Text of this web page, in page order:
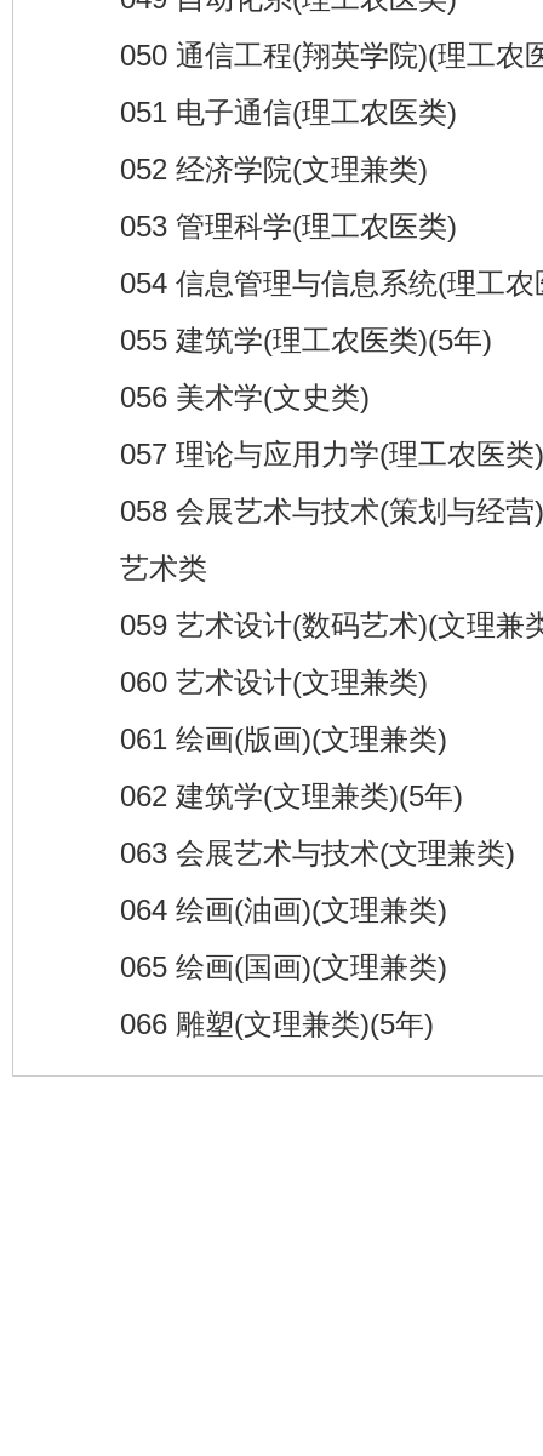
050 通信工程(翔英学院)(理工农
051 电子通信(理工农医类)
052 经济学院(文理兼类)
053 管理科学(理工农医类)
054 信息管理与信息系统(理工农
055 建筑学(理工农医类)(5年)
056 美术学(文史类)
057 理论与应用力学(理工农医类)
058 会展艺术与技术(策划与经营
艺术类
059 艺术设计(数码艺术)(文理兼
060 艺术设计(文理兼类)
061 绘画(版画)(文理兼类)
062 建筑学(文理兼类)(5年)
063 会展艺术与技术(文理兼类)
064 绘画(油画)(文理兼类)
065 绘画(国画)(文理兼类)
066 雕塑(文理兼类)(5年)